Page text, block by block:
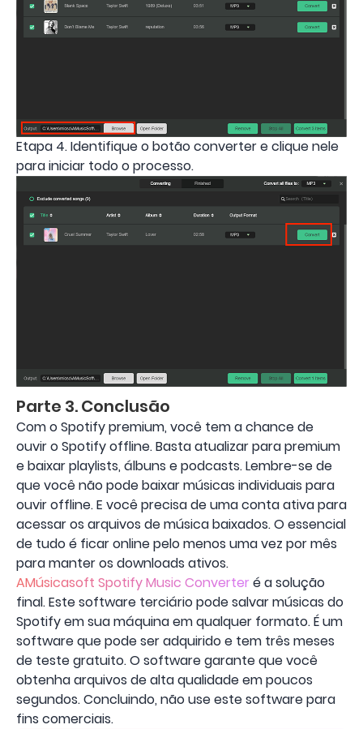
Etapa 4. Identifique o botão converter e clique nele
para iniciar todo o processo.
Parte 3. Conclusão
Com o Spotify premium, você tem a chance de
ouvir o Spotify offline. Basta atualizar para premium
e baixar playlists, álbuns e podcasts. Lembre-se de
que você não pode baixar músicas individuais para
ouvir offline. E você precisa de uma conta ativa para
acessar os arquivos de música baixados. O essencial
de tudo é ficar online pelo menos uma vez por mês
para manter os downloads ativos.
AMúsicasoft Spotify Music Converter é a solução
final. Este software terciário pode salvar músicas do
Spotify em sua máquina em qualquer formato. É um
software que pode ser adquirido e tem três meses
de teste gratuito. O software garante que você
obtenha arquivos de alta qualidade em poucos
segundos. Concluindo, não use este software para
fins comerciais.